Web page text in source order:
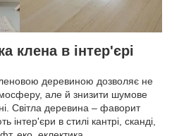
клена в інтер'єрі
деревиною дозволяє не
але й знизити шумове
Світла деревина – фаворит
інтер'єри в стилі кантрі, сканді,